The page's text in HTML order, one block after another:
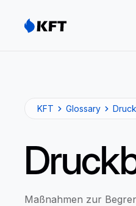
KFT Glossary
Maßnahmen zur